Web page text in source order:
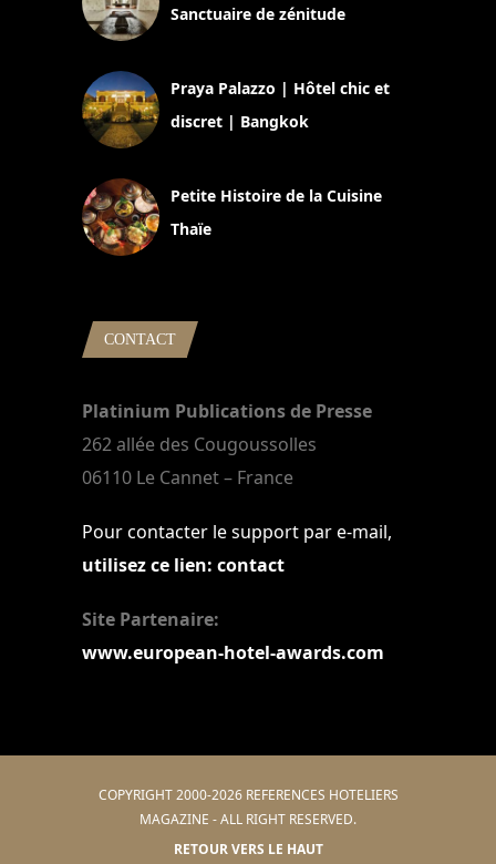
Sanctuaire de zénitude
Praya Palazzo | Hôtel chic et
discret | Bangkok
Petite Histoire de la Cuisine
Thaïe
CONTACT
Platinium Publications de Presse
262 allée des Cougoussolles
06110 Le Cannet – France
Pour contacter le support par e-mail,
utilisez ce lien: contact
Site Partenaire:
www.european-hotel-awards.com
COPYRIGHT 2000-2026 REFERENCES HOTELIERS
MAGAZINE - ALL RIGHT RESERVED.
RETOUR VERS LE HAUT